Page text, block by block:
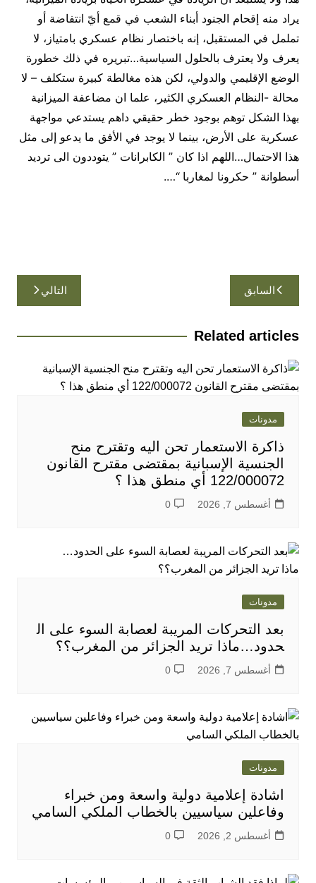
يراد منه إقحام الجنود أبناء الشعب في قمع أيّ انتفاضة أو
تململ في المستقبل، إنه باختصار نظام عسكري بامتياز، لا
يعرف ولا يعترف بالحلول السياسية…تبريره في ذلك خطورة
الوضع الإقليمي والدولي، لكن هذه مغالطة كبيرة ستكلف – لا
محالة -النظام العسكري الكثير، علما ان مضاعفة الميزانية
بهذا الشكل توهم بوجود خطر حقيقي داهم يستدعي مواجهة
عسكرية على الأرض، بينما لا يوجد في الأفق ما يدعو إلى مثل
هذا الاحتمال…اللهم اذا كان ” الكابرانات ” يتوددون الى ترديد
أسطوانة ” حكرونا لمغاربا “….
تصفّح
المقالات
السابق التالي
Related articles
مدونات
ذاكرة الاستعمار تحن اليه وتقترح منح
الجنسية الإسبانية بمقتضى مقترح القانون
122/000072 أي منطق هذا ؟
أغسطس 7, 2026 0
مدونات
بعد التحركات المريبة لعصابة السوء على ال
حدود…ماذا تريد الجزائر من المغرب؟؟
أغسطس 7, 2026 0
مدونات
اشادة إعلامية دولية واسعة ومن خبراء
وفاعلين سياسيين بالخطاب الملكي السامي
أغسطس 2, 2026 0